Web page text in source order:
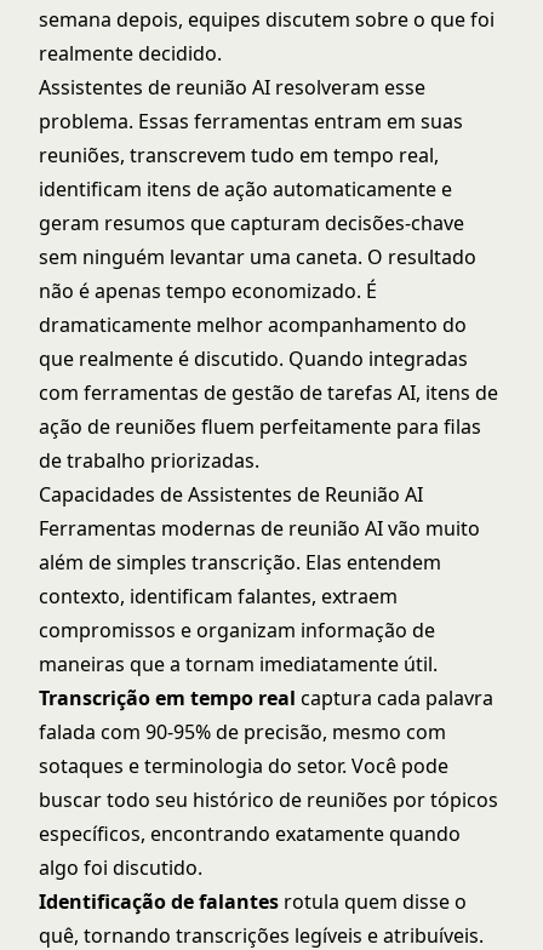
semana depois, equipes discutem sobre o que foi
realmente decidido.
Assistentes de reunião AI resolveram esse
problema. Essas ferramentas entram em suas
reuniões, transcrevem tudo em tempo real,
identificam itens de ação automaticamente e
geram resumos que capturam decisões-chave
sem ninguém levantar uma caneta. O resultado
não é apenas tempo economizado. É
dramaticamente melhor acompanhamento do
que realmente é discutido. Quando integradas
com ferramentas de gestão de tarefas AI, itens de
ação de reuniões fluem perfeitamente para filas
de trabalho priorizadas.
Capacidades de Assistentes de Reunião AI
Ferramentas modernas de reunião AI vão muito
além de simples transcrição. Elas entendem
contexto, identificam falantes, extraem
compromissos e organizam informação de
maneiras que a tornam imediatamente útil.
Transcrição em tempo real captura cada palavra
falada com 90-95% de precisão, mesmo com
sotaques e terminologia do setor. Você pode
buscar todo seu histórico de reuniões por tópicos
específicos, encontrando exatamente quando
algo foi discutido.
Identificação de falantes rotula quem disse o
quê, tornando transcrições legíveis e atribuíveis.